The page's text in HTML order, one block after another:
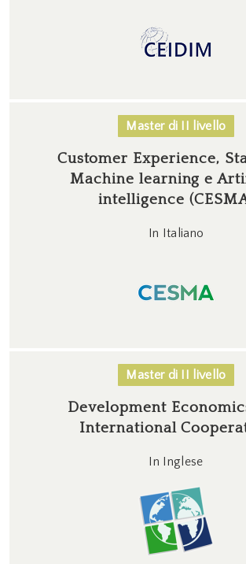
Master di II livello
Customer Experience,
Machine learning e
intelligence
In Italiano
Master di II livello
Development
International
In Inglese